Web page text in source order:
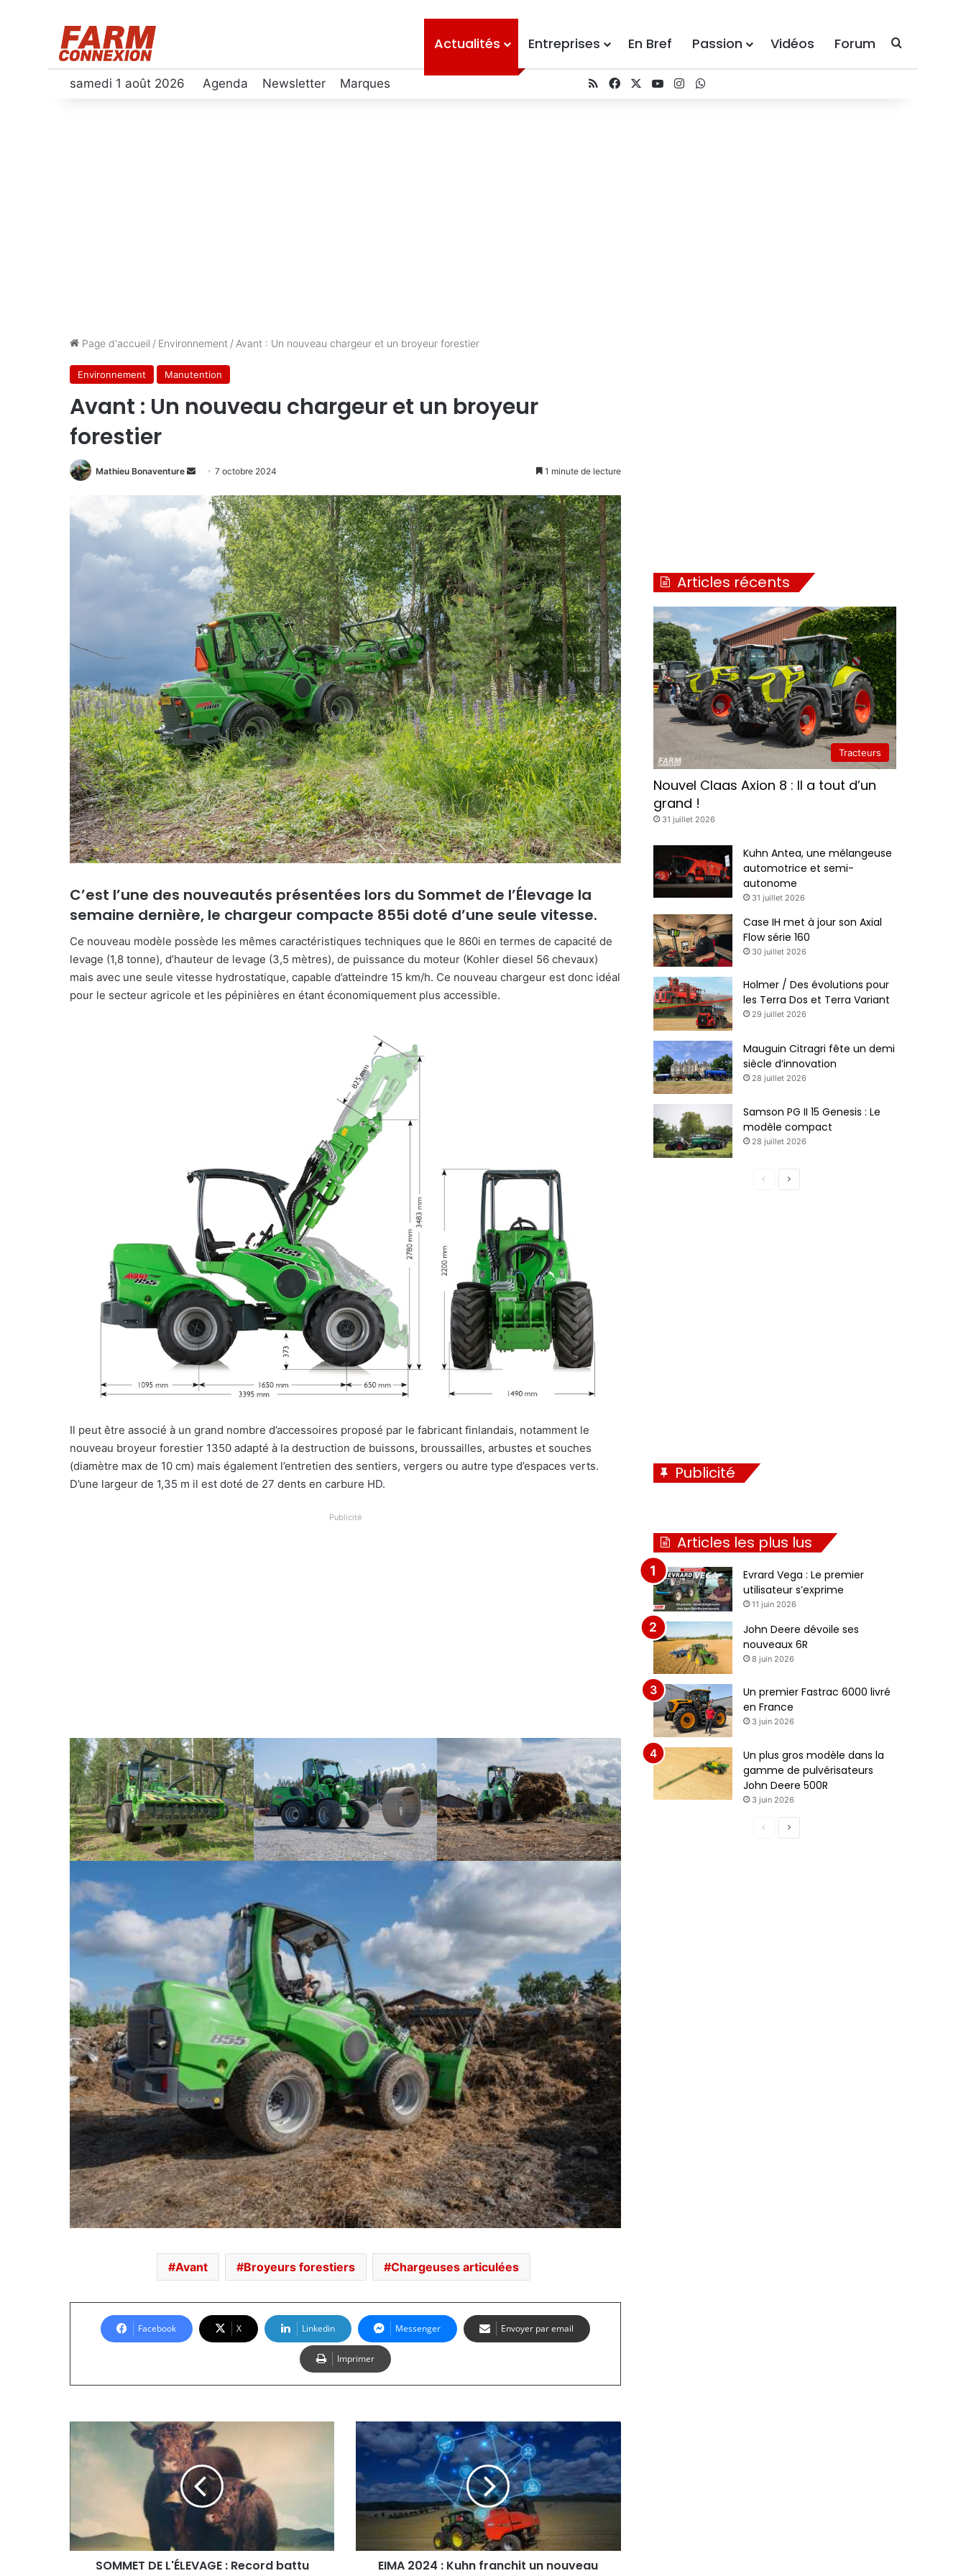
Actualités Entreprises En Bref Passion Vidéos Forum Recherche
samedi 1 août 2026 Agenda Newsletter Marques RSSFacebookYouTubeInstagram
Page d'accueil / Environnement / Avant : Un nouveau chargeur et un broyeur forestier
Environnement Manutention
Avant : Un nouveau chargeur et un broyeur
forestier
Mathieu Bonaventure
Envoyer
courriel
7 octobre 2024 1 minute de lecture
C’est l’une des nouveautés présentées lors du Sommet de l’Élevage la
semaine dernière, le chargeur compacte 855i doté d’une seule vitesse.
Ce nouveau modèle possède les mêmes caractéristiques techniques que le 860i en termes de capacité de
levage (1,8 tonne), d’hauteur de levage (3,5 mètres), de puissance du moteur (Kohler diesel 56 chevaux)
mais avec une seule vitesse hydrostatique, capable d’atteindre 15 km/h. Ce nouveau chargeur est donc idéal
pour le secteur agricole et les pépinières en étant économiquement plus accessible.
Il peut être associé à un grand nombre d’accessoires proposé par le fabricant finlandais, notamment le
nouveau broyeur forestier 1350 adapté à la destruction de buissons, broussailles, arbustes et souches
(diamètre max de 10 cm) mais également l’entretien des sentiers, vergers ou autre type d’espaces verts.
D’une largeur de 1,35 m il est doté de 27 dents en carbure HD.
Publicité
Avant Broyeurs forestiers Chargeuses articulées
Facebook X Linkedin Messenger Envoyer par email
Imprimer
DE
L'ÉLEVAGE
SOMMET DE L'ÉLEVAGE : Record battu
EIMA
2024
Kuhn
franchit
un
nouveau
dans
l'automatisation
EIMA 2024 : Kuhn franchit un nouveau
Articles récents
Tracteurs
Nouvel Claas Axion 8 : Il a tout d’un
grand !
31 juillet 2026
Kuhn Antea, une mélangeuse
automotrice et semi-
autonome
31 juillet 2026
Case IH met à jour son Axial
Flow série 160
30 juillet 2026
Holmer / Des évolutions pour
les Terra Dos et Terra Variant
29 juillet 2026
Mauguin Citragri fête un demi
siècle d’innovation
28 juillet 2026
Samson PG II 15 Genesis : Le
modèle compact
28 juillet 2026
Page
Publicité
Articles les plus lus
Evrard Vega : Le premier
utilisateur s’exprime
11 juin 2026
John Deere dévoile ses
nouveaux 6R
8 juin 2026
Un premier Fastrac 6000 livré
en France
3 juin 2026
Un plus gros modèle dans la
gamme de pulvérisateurs
John Deere 500R
3 juin 2026
Page